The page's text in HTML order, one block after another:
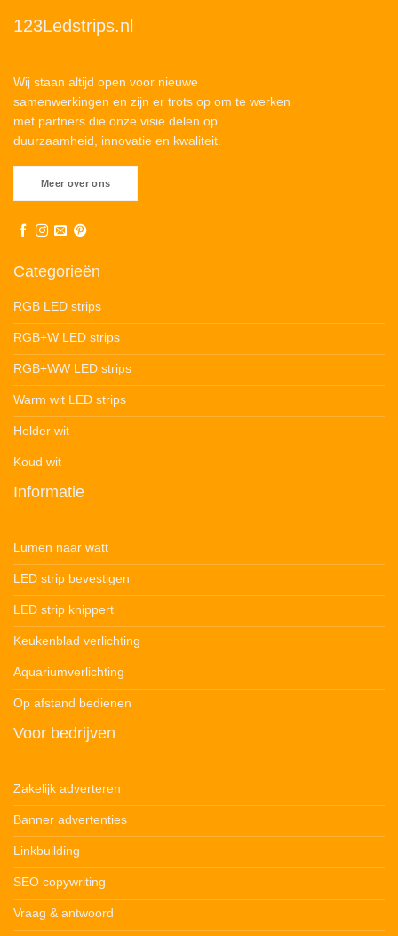
123Ledstrips.nl
Wij staan altijd open voor nieuwe
samenwerkingen en zijn er trots op om te werken
met partners die onze visie delen op
duurzaamheid, innovatie en kwaliteit.
Meer over ons
Categorieën
RGB LED strips
RGB+W LED strips
RGB+WW LED strips
Warm wit LED strips
Helder wit
Koud wit
Informatie
Lumen naar watt
LED strip bevestigen
LED strip knippert
Keukenblad verlichting
Aquariumverlichting
Op afstand bedienen
Voor bedrijven
Zakelijk adverteren
Banner advertenties
Linkbuilding
SEO copywriting
Vraag & antwoord